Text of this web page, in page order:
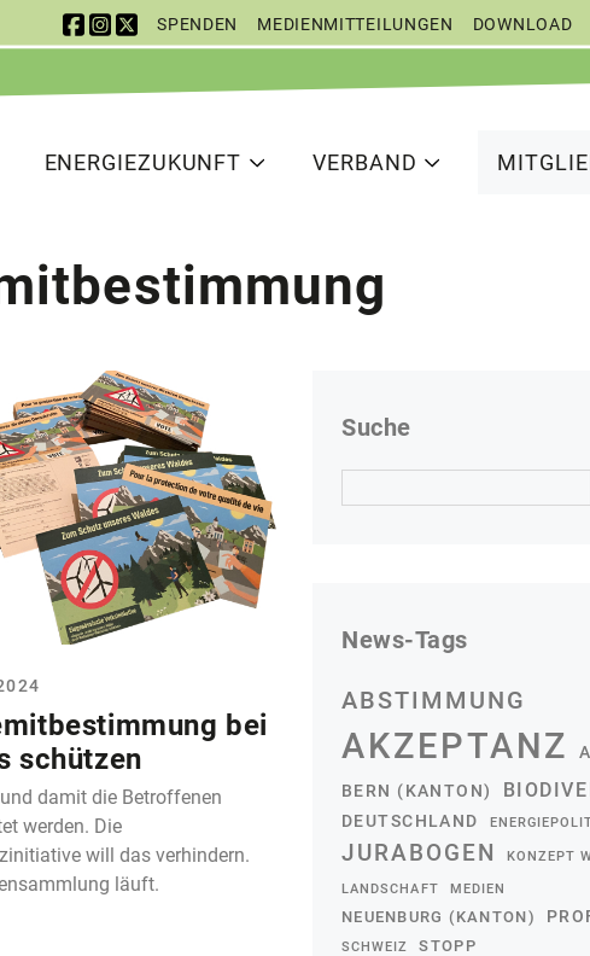
SPENDEN MEDIENMITTEILUNGEN DOWNLOAD
ENERGIEZUKUNFT VERBAND
bei
schützen
damit die Betroffenen
werden. Die
will das verhindern.
läuft.
Suche
News-Tags
ABSTIMMUNG
AKZEPTANZ
BERN (KANTON)
DEUTSCHLAND
JURABOGEN KONZEPT
LANDSCHAFT MEDIEN
NEUENBURG (KANTON)
SCHWEIZ STOPP